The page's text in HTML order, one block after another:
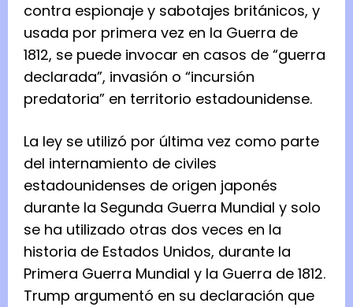
contra espionaje y sabotajes británicos, y
usada por primera vez en la Guerra de
1812, se puede invocar en casos de “guerra
declarada”, invasión o “incursión
predatoria” en territorio estadounidense.
La ley se utilizó por última vez como parte
del internamiento de civiles
estadounidenses de origen japonés
durante la Segunda Guerra Mundial y solo
se ha utilizado otras dos veces en la
historia de Estados Unidos, durante la
Primera Guerra Mundial y la Guerra de 1812.
Trump argumentó en su declaración que